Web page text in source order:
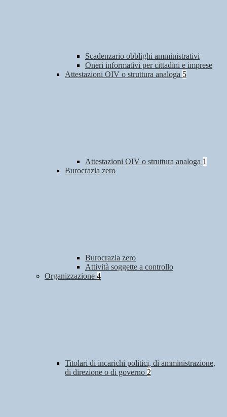
Scadenzario obblighi amministrativi
Oneri informativi per cittadini e imprese
Attestazioni OIV o struttura analoga 5
Attestazioni OIV o struttura analoga 1
Burocrazia zero
Burocrazia zero
Attività soggette a controllo
Organizzazione 4
Titolari di incarichi politici, di amministrazione,
di direzione o di governo 2